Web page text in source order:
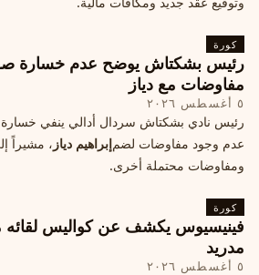
كورة
رئيس بشكتاش يوضح عدم خسارة
مفاوضات مع دياز
٥ أغسطس ٢٠٢٦
رئيس نادي بشكتاش سردال أدالي ينفي
عدم وجود مفاوضات لضمإبراهيم دياز ، مشيراً
ومفاوضات محتملة أخرى.
كورة
فينيسيوس يكشف عن كواليس لقائه
مدريد
٥ أغسطس ٢٠٢٦